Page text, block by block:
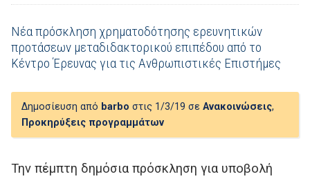
Νέα πρόσκληση χρηματοδότησης ερευνητικών
προτάσεων μεταδιδακτορικού επιπέδου από το
Κέντρο Έρευνας για τις Ανθρωπιστικές Επιστήμες
Δημοσίευση από barbo στις 1/3/19 σε Ανακοινώσεις,
Προκηρύξεις προγραμμάτων
Την πέμπτη δημόσια πρόσκληση για υποβολή